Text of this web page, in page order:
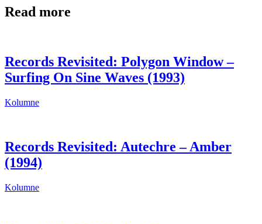
Read more
Records Revisited: Polygon Window –
Surfing On Sine Waves (1993)
Kolumne
Records Revisited: Autechre – Amber
(1994)
Kolumne